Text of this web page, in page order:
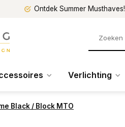
Ontdek Summer Musthaves!
Verlichting
Black / Block MTO